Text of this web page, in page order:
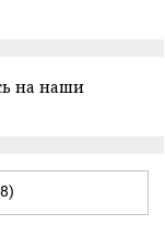
на наши